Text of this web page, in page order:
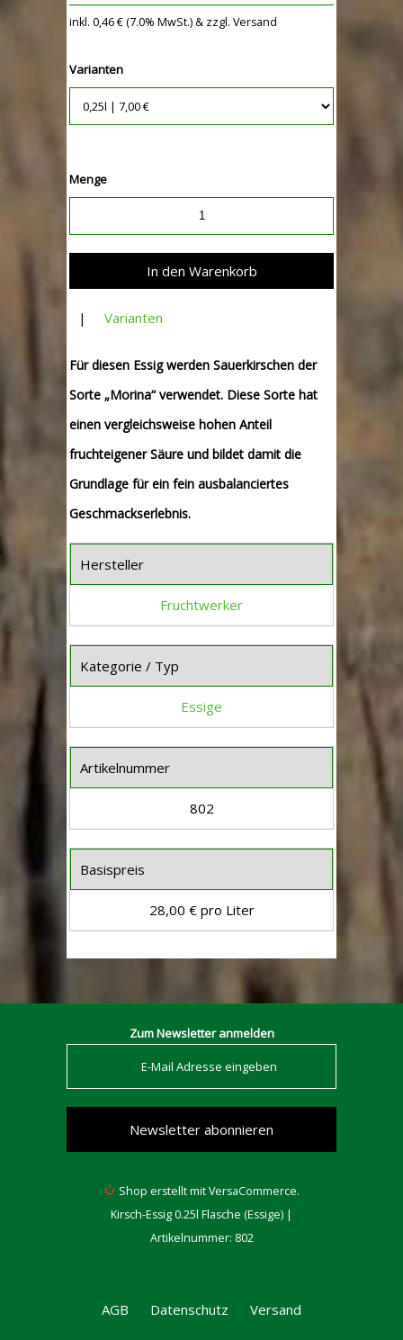
inkl. 0,46 € (7.0% MwSt.) & zzgl. Versand
Varianten
Menge
| Varianten
Für diesen Essig werden Sauerkirschen der
Sorte „Morina“ verwendet. Diese Sorte hat
einen vergleichsweise hohen Anteil
fruchteigener Säure und bildet damit die
Grundlage für ein fein ausbalanciertes
Geschmackserlebnis.
Hersteller
Fruchtwerker
Kategorie / Typ
Essige
Artikelnummer
802
Basispreis
28,00 € pro Liter
Zum Newsletter anmelden
Shop erstellt mit VersaCommerce.
Kirsch-Essig 0.25l Flasche (Essige) |
Artikelnummer: 802
AGB Datenschutz Versand